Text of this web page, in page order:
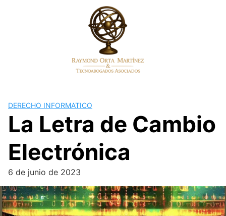
DERECHO INFORMATICO
La Letra de Cambio
Electrónica
6 de junio de 2023